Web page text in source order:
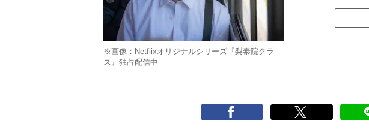
※画像：Netflixオリジナルシリーズ『梨泰院クラ
ス』独占配信中